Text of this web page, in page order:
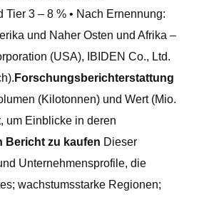
3 – 8 % • Nach Ernennung:
und Naher Osten und Afrika –
(USA), IBIDEN Co., Ltd.
Forschungsberichterstattung
(Kilotonnen) und Wert (Mio.
um Einblicke in deren
Bericht zu kaufen Dieser
Unternehmensprofile, die
wachstumsstarke Regionen;